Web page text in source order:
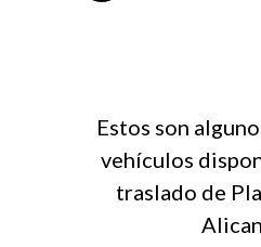
Estos son
vehículos
traslado de